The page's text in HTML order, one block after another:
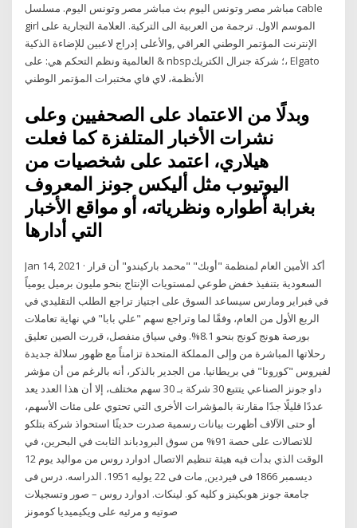
مباشر مصر وتونس اليوم بث مباشر مصر وتونس اليوم. مسلسل cable
girl الموسم الاول. ترجمة من العربية الى التركية. العلامة التجارية على
الإنترنت المؤتمر الوطني العراقي ,والأعلى إدراج لاعبين للإضاءة الذكية
العالمية ونظم التحكم هي: على & nbsp؛ شركة جنرال الكتريك، Elgato
الأنظمة، لاي فاي مختبرات المؤتمر الوطني
وبدلًا من الاعتماد على الصحفيين وعلى
نشرات الأخبار المتلفزة كما فعلت
هيلاري، اعتمد على شخصيات من
اليوتيوب مثل أليكس جونز المعروف
بغرابة أطواره ونظرياته، أو مواقع الأخبار
التي أدارها
Jan 14, 2021 · أكد الأمين العام لمنظمة "أوبك" "محمد باركيندو" أن قرار
السعودية بتنفيذ خفض طوعي لمستويات الإنتاج بنحو مليون برميل يومياً
في فبراير ومارس سيساعد السوق على اجتياز تراجع الطلب التقليدي في
الربع الأول من العام، وفقًا لما وتراجع سهم "علي بابا" في نهاية تعاملات
بورصة هونج كونج بنحو 8.1%. وفي سياق منفصل، قررت الصين تعليق
رحلاتها المباشرة من وإلى المملكة المتحدة تزامناً مع ظهور سلالة جديدة
لفيروس "كورونا" في بريطانيا. من الجدير بالذكر، أنه بالرغم من أن مؤشر
داو جونز الصناعي يتتبع 30 شركة بـ 30 سهم مختلف، إلا أن هذا العدد يعد
عددًا قليلًا جدًا مقارنة بالمؤشرات الأخرى التي تحتوي على مئات الأسهم،
أو حتى الآلاف أظهرت بيانات رسمية صدرت حديثًا استحواذ شركة بتلكو
للاتصالات على حصة 91% من سوق البرودباند الثابت في البحرين، في
الوقت الذي بدأت فيه هيئة تنظيم الاتصال ادوارد روس من مواليد يوم 12
ديسمبر 1866 فى فيردين, مات فى 22 يوليه 1951. الدراسه. درس فى
جامعة جونز هوبكينز و كليه كو. لينكات. ادوارد روس – صور وتسجيلات
صوتيه و مرئيه على ويكيميديا كومونز